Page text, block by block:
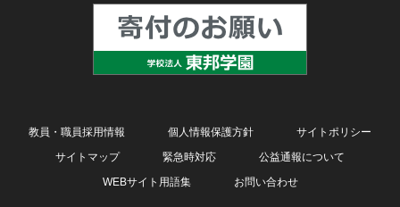
教員・職員採用情報 個人情報保護方針
サイトポリシー
サイトマップ
緊急時対応
公益通報について
WEBサイト用語集
お問い合わせ